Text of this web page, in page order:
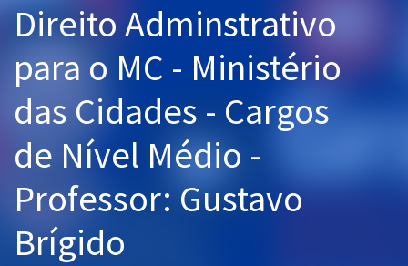
Cursos 20% OFF
Pós
Graduação
OAB
Mentorias
Questões grátis
Direito Adminstrativo
para o MC - Ministério
das Cidades - Cargos
de Nível Médio -
Professor: Gustavo
Brígido